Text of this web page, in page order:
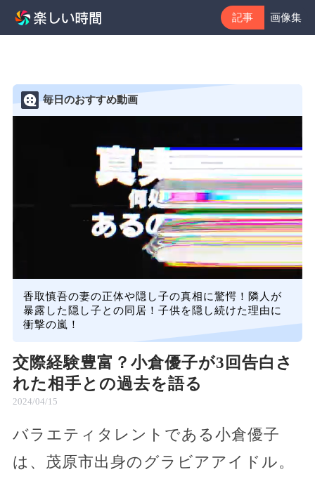
記事 画像集
毎日のおすすめ動画
香取慎吾の妻の正体や隠し子の真相に驚愕！隣人が
暴露した隠し子との同居！子供を隠し続けた理由に
衝撃の嵐！
交際経験豊富？小倉優子が3回告白さ
れた相手との過去を語る
2024/04/15
バラエティタレントである小倉優子
は、茂原市出身のグラビアアイドル。